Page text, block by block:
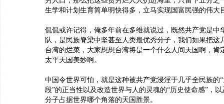
生学和计划生育简单明快得多，立马实现国富民强的伟大
侃侃或许记得，俺多年前在多维就说过，既然共产党是中
队，是民族脊梁中坚甚至人类最优秀分子，我们如果把这
台湾的烂菜，大家想想台湾将是一个什么人间天国啊，肯
太平天国美妙啊。
中国令世界可怕，就是这种被共产党浸淫于几乎全民族的
段”的正当性以及改造世界与人的灵魂的“历史使命感”，
分子占据世界哪个角落的天国胜景。